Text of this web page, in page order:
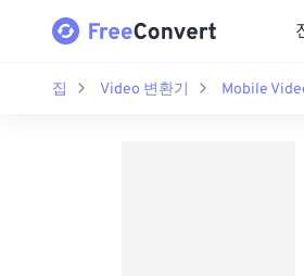
집 Video 변환기 Mobile